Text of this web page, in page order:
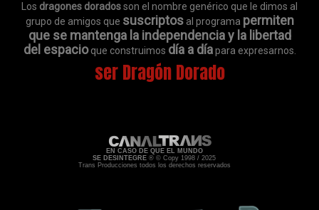
Los dragones doradosson el nombre genérico que le dimos al
grupo de amigos que suscriptosal programa permiten
que se mantenga la independencia y la libertad
del espacioque construimos día a díapara expresarnos.
ser Dragón Dorado
EN CASO DE QUE EL MUNDO
SE DESINTEGRE ® © Copy 1998 / 2025
Trans Producciones todos los derechos reservados